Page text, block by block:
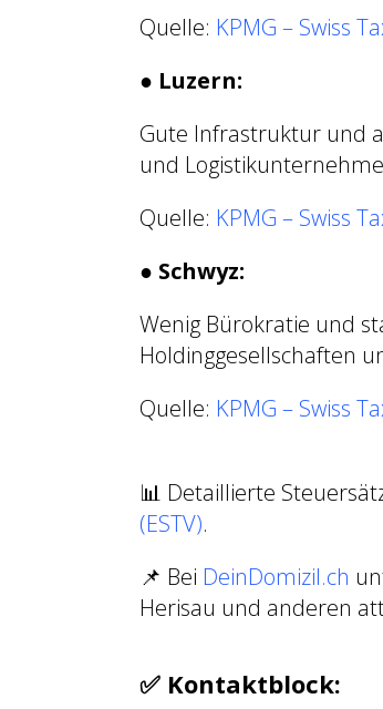
Quelle: KPMG – Swiss
● Luzern:
Gute Infrastruktur und
und
Quelle: KPMG – Swiss
● Schwyz:
Wenig Bürokratie und
Holdinggesellschaften
Quelle: KPMG – Swiss
📊 Detaillierte
(ESTV).
📌 Bei DeinDomizil.ch
Herisau und anderen
✅ Kontaktblock: